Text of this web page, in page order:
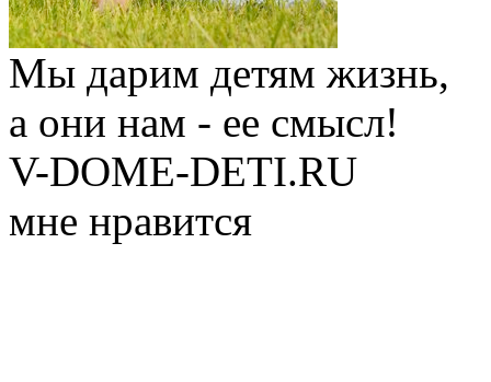
Мы дарим детям жизнь,
а они нам - ее смысл!
V-DOME-DETI.RU
мне нравится